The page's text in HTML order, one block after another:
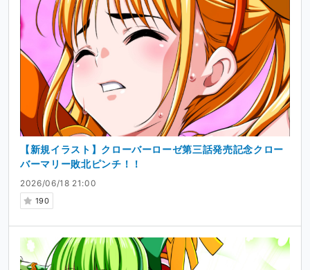
2026/06/18 21:00
190
【新規イラスト】クローバーローゼ第三話発売記念クロー
バーマリー敗北ピンチ！！